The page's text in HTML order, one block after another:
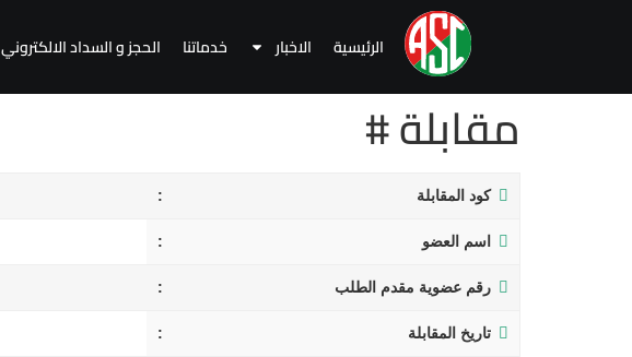
الرئيسية الاخبار خدماتنا الحجز و السداد الالكتروني
مقابلة #
كود المقابلة
اسم العضو
رقم عضوية مقدم الطلب
تاريخ المقابلة